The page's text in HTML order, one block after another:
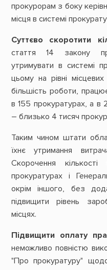
прокурорам з боку
місця в системі
Суттєво скоротити
стаття 14 закону
утримувати в системі
цьому на рівні
більшість роботи,
в 155 прокуратурах, а в
– близько 4 тисяч
Таким чином штати
їхнє утримання
Скорочення кількості
прокуратурах і
окрім іншого, без
підвищити рівень
місцях.
Підвищити оплату
неможливо повністю
"Про прокуратуру"